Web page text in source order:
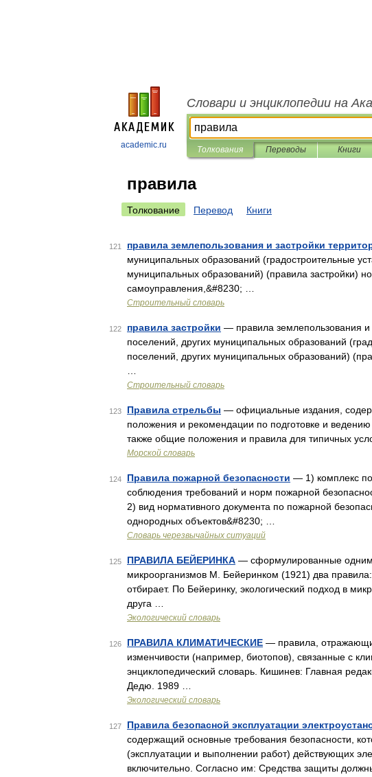
academic.ru
Словари и энциклопедии на
Толкования Переводы Книги
правила
Толкование Перевод Книги
121 правила землепользования и застройки
муниципальных образований (градостроительные
муниципальных образований) (правила застройки)
самоуправления,&#8230; …
Строительный словарь
122 правила застройки — правила землепользования и
поселений, других муниципальных образований
поселений, других муниципальных образований)
Строительный словарь
123 Правила стрельбы — официальные издания,
положения и рекомендации по подготовке и
также общие положения и правила для типичных
Морской словарь
124 Правила пожарной безопасности — 1) комплекс
соблюдения требований и норм пожарной
2) вид нормативного документа по пожарной
однородных объектов&#8230; …
Словарь черезвычайных ситуаций
125 ПРАВИЛА БЕЙЕРИНКА — сформулированные одним
микроорганизмов М. Бейеринком (1921) два
отбирает. По Бейеринку, экологический подход в
друга …
Экологический словарь
126 ПРАВИЛА КЛИМАТИЧЕСКИЕ — правила,
изменчивости (например, биотопов), связанные с
энциклопедический словарь. Кишинев: Главная
Дедю. 1989 …
Экологический словарь
127 Правила безопасной эксплуатации
содержащий основные требования безопасности,
(эксплуатации и выполнении работ) действующих
включительно. Согласно им: Средства защиты